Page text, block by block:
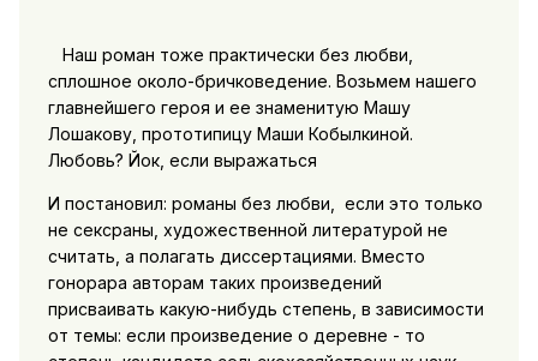
Наш роман тоже практически без любви,
сплошное около-бричковедение. Возьмем нашего
главнейшего героя и ее знаменитую Машу
Лошакову, прототипицу Маши Кобылкиной.
Любовь? Йок, если выражаться
И постановил: романы без любви, если это только
не сексраны, художественной литературой не
считать, а полагать диссертациями. Вместо
гонорара авторам таких произведений
присваивать какую-нибудь степень, в зависимости
от темы: если произведение о деревне - то